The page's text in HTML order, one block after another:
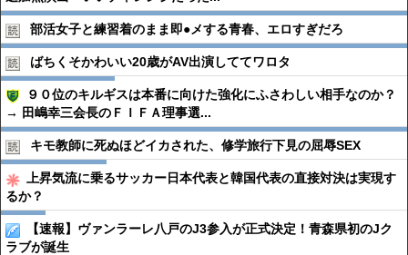
部活女子と練習着のまま即●︎メする青春、エロすぎだろ
ばちくそかわいい20歳がAV出演しててワロタ
９０位のキルギスは本番に向けた強化にふさわしい相手なのか？
→ 田嶋幸三会長のＦＩＦＡ理事選...
キモ教師に死ぬほどイカされた、修学旅行下見の屈辱SEX
上昇気流に乗るサッカー日本代表と韓国代表の直接対決は実現す
るか？
【速報】ヴァンラーレ八戸のJ3参入が正式決定！青森県初のJク
ラブが誕生